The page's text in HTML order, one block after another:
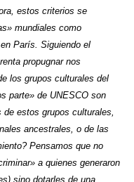
estos criterios se
mundiales como
París. Siguiendo el
propugnar nos
los grupos culturales del
parte» de UNESCO son
estos grupos culturales,
ancestrales, o de las
Pensamos que no
a quienes generaron
sino dotarles de una